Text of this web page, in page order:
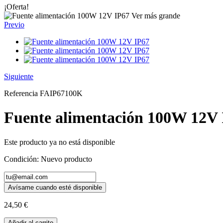
¡Oferta!
Ver más grande
Previo
Siguiente
Referencia FAIP67100K
Fuente alimentación 100W 12V
Este producto ya no está disponible
Condición: Nuevo producto
Avísame cuando esté disponible
24,50 €